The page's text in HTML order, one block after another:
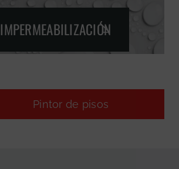
IMPERMEABILIZACIÓN
Pintor de pisos